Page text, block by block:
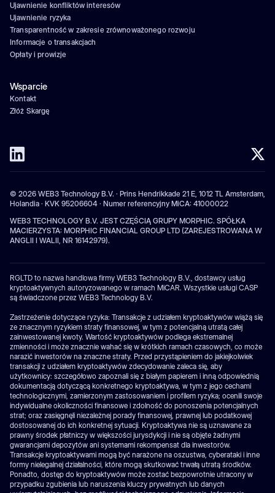
Ujawnienie konfliktów interesów
Ujawnienie ryzyka
Transparentność w zakresie zrównoważonego rozwoju
Informacje o transakcjach
Opłaty i prowizje
Wsparcie
Kontakt
Złóż Skargę
© 2026 WEB3 Technology B.V. · Prins Hendrikkade 21 E, 1012 TL Amsterdam,
Holandia · KVK 95206604 · Numer referencyjny MiCA: 41000022
WEB3 TECHNOLOGY B.V. JEST CZĘŚCIĄ GRUPY MORPHIC. SPÓŁKA
MACIERZYSTA: MORPHIC FINANCIAL GROUP LTD (ZAREJESTROWANA W
ANGLII I WALII, NR 16142979).
RGLTD to nazwa handlowa firmy WEB3 Technology B.V., dostawcy usług
kryptoaktywnych autoryzowanego w ramach MiCAR. Wszystkie usługi CASP
są świadczone przez WEB3 Technology B.V.
Zastrzeżenie dotyczące ryzyka: Transakcje z udziałem kryptoaktywów wiążą się
ze znacznym ryzykiem straty finansowej, w tym z potencjalną utratą całej
zainwestowanej kwoty. Wartość kryptoaktywów podlega ekstremalnej
zmienności i może znacznie wahać się w krótkich ramach czasowych, co może
narazić inwestorów na znaczne straty. Przed przystąpieniem do jakiejkolwiek
transakcji z udziałem kryptoaktywów zdecydowanie zaleca się, aby
użytkownicy: szczegółowo zapoznali się z białym papierem i inną odpowiednią
dokumentacją dotyczącą konkretnego kryptoaktywa, w tym z jego cechami
technologicznymi, zamierzonym zastosowaniem i profilem ryzyka; ocenili swoje
indywidualne okoliczności finansowe i zdolność do ponoszenia potencjalnych
strat; oraz zasięgnęli niezależnej porady finansowej, prawnej lub podatkowej
dostosowanej do ich konkretnej sytuacji. Kryptoaktywa nie są uznawane za
prawny środek płatniczy w większości jurysdykcji i nie są objęte żadnymi
gwarancjami depozytów ani systemami rekompensat dla inwestorów.
Transakcje kryptoaktywami mogą być narażone na oszustwa, cyberataki i inne
formy nielegalnej działalności, które mogą skutkować trwałą utratą środków.
Ponadto, dostęp do kryptoaktywów może zostać bezpowrotnie utracony w
przypadku zgubienia lub naruszenia kluczy prywatnych lub danych